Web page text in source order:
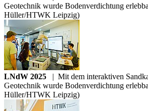
Geotechnik wurde Bodenverdichtung
Hüller/HTWK Leipzig)
LNdW 2025 | Mit dem interaktiven
Geotechnik wurde Bodenverdichtung
Hüller/HTWK Leipzig)